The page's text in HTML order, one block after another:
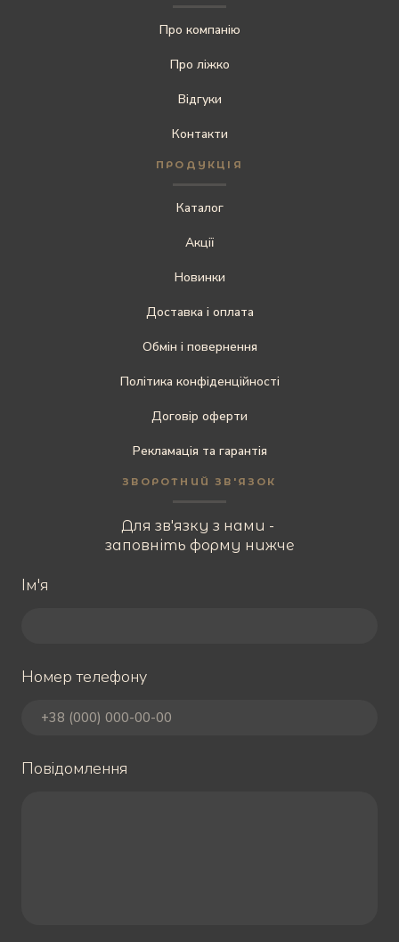
Про компанію
Про ліжко
Відгуки
Контакти
ПРОДУКЦІЯ
Каталог
Акції
Новинки
Доставка і оплата
Обмін і повернення
Політика конфіденційності
Договір оферти
Рекламація та гарантія
ЗВОРОТНИЙ ЗВ'ЯЗОК
Для зв'язку з нами -
заповніть форму нижче
Ім'я
Номер телефону
Повідомлення